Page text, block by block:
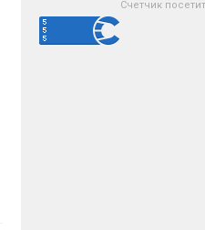
Счетчик